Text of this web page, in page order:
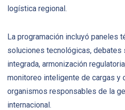
logística regional.
La programación incluyó paneles
soluciones tecnológicas,
integrada, armonización
monitoreo inteligente de cargas y
organismos responsables de la
internacional.